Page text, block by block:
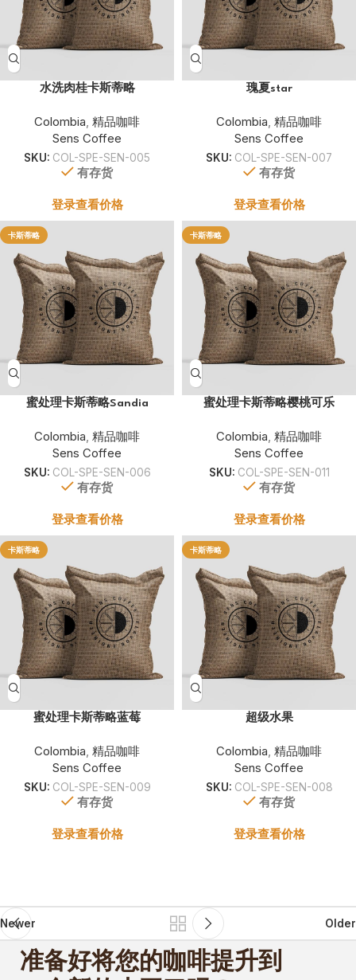
水洗肉桂卡斯蒂略
Colombia, 精品咖啡
Sens Coffee
SKU: COL-SPE-SEN-005
有存货
登录查看价格
瑰夏star
Colombia, 精品咖啡
Sens Coffee
SKU: COL-SPE-SEN-007
有存货
登录查看价格
卡斯蒂略
蜜处理卡斯蒂略Sandia
Colombia, 精品咖啡
Sens Coffee
SKU: COL-SPE-SEN-006
有存货
登录查看价格
卡斯蒂略
蜜处理卡斯蒂略樱桃可乐
Colombia, 精品咖啡
Sens Coffee
SKU: COL-SPE-SEN-011
有存货
登录查看价格
卡斯蒂略
蜜处理卡斯蒂略蓝莓
Colombia, 精品咖啡
Sens Coffee
SKU: COL-SPE-SEN-009
有存货
登录查看价格
卡斯蒂略
超级水果
Colombia, 精品咖啡
Sens Coffee
SKU: COL-SPE-SEN-008
有存货
登录查看价格
Newer Older
准备好将您的咖啡提升到